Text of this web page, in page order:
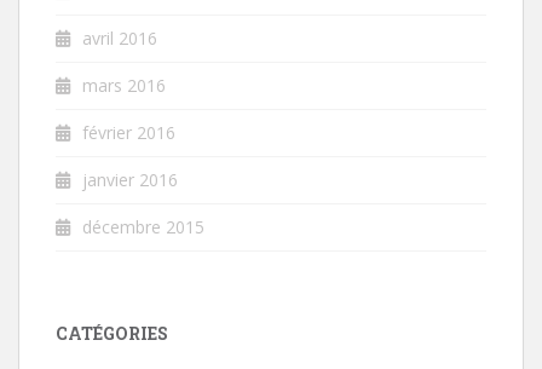
avril 2016
mars 2016
février 2016
janvier 2016
décembre 2015
CATÉGORIES